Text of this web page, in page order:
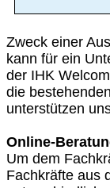
Zweck einer
kann für ein
der IHK
die
unterstützen
Online-
Um dem
Fachkräfte aus